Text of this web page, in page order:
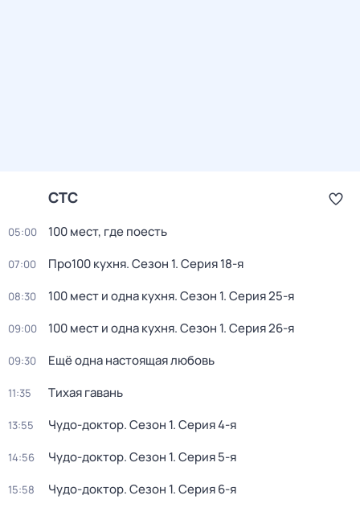
СТС
05:00 100 мест, где поесть
07:00 Про100 кухня. Сезон 1. Серия 18-я
08:30 100 мест и одна кухня. Сезон 1. Серия 25-я
09:00 100 мест и одна кухня. Сезон 1. Серия 26-я
09:30 Ещё одна настоящая любовь
11:35 Тихая гавань
13:55 Чудо-доктор. Сезон 1. Серия 4-я
14:56 Чудо-доктор. Сезон 1. Серия 5-я
15:58 Чудо-доктор. Сезон 1. Серия 6-я